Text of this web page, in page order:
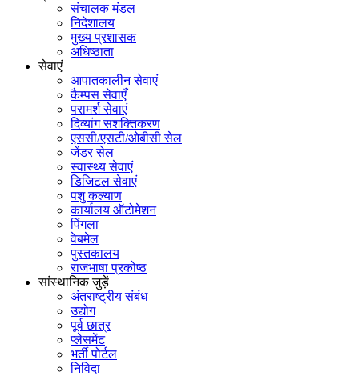
संचालक मंडल
निदेशालय
मुख्य प्रशासक
अधिष्ठाता
सेवाएं
आपातकालीन सेवाएं
कैम्पस सेवाएँ
परामर्श सेवाएं
दिव्यांग सशक्तिकरण
एससी/एसटी/ओबीसी सेल
जेंडर सेल
स्वास्थ्य सेवाएं
डिजिटल सेवाएं
पशु कल्याण
कार्यालय ऑटोमेशन
पिंगला
वेबमेल
पुस्तकालय
राजभाषा प्रकोष्ठ
सांस्थानिक जुड़ें
अंतराष्ट्रीय संबंध
उद्योग
पूर्व छात्र
प्लेसमेंट
भर्ती पोर्टल
निविदा